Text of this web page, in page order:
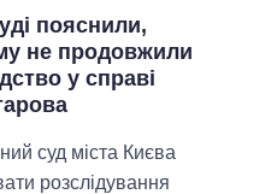
пояснили,
не продовжили
у справі
суд міста Києва
розслідування